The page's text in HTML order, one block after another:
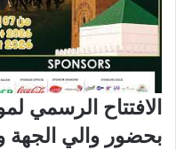
الافتتاح الرسمي
بحضور والي الجهة